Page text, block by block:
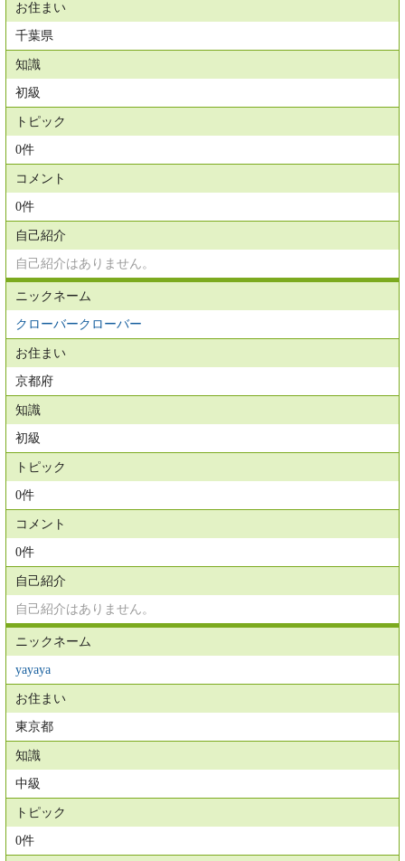
お住まい
千葉県
知識
初級
トピック
0件
コメント
0件
自己紹介
自己紹介はありません。
ニックネーム
クローバークローバー
お住まい
京都府
知識
初級
トピック
0件
コメント
0件
自己紹介
自己紹介はありません。
ニックネーム
yayaya
お住まい
東京都
知識
中級
トピック
0件